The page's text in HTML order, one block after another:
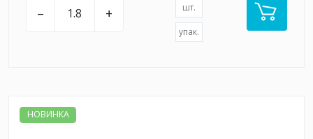
– + шт.
упак.
НОВИНКА